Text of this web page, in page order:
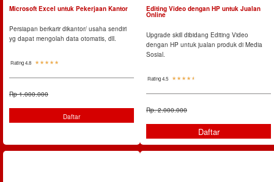
Microsoft Excel untuk Pekerjaan Kantor
Persiapan berkarir dikantor/ usaha sendiri
yg dapat mengolah data otomatis, dll.
Rating 4.8 ☆ ☆ ☆ ☆ ☆
Rp 1.000.000
Daftar
Editing Video dengan HP untuk Jualan
Online
Upgrade skill dibidang Editing Video
dengan HP untuk jualan produk di Media
Sosial.
Rating 4.5 ☆ ☆ ☆ ☆ ☆
Rp. 2.000.000
Daftar